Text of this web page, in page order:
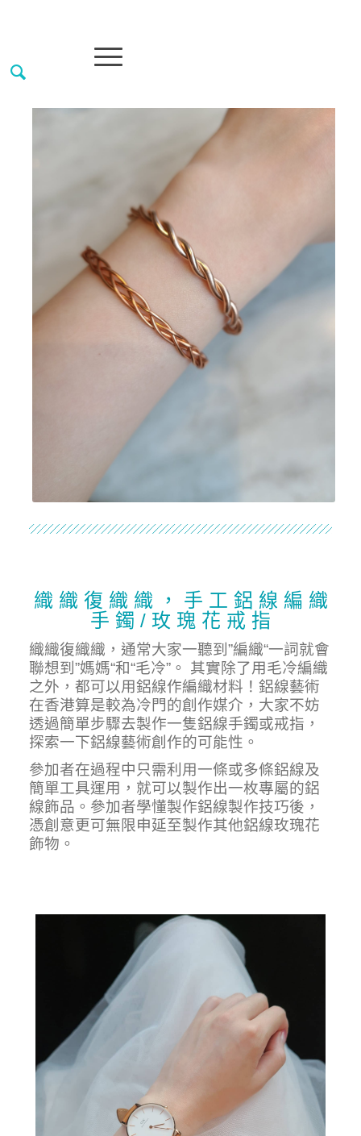
織 織 復 織 織 ， 手 工 鋁 線 編 織
手 鐲 / 玫 瑰 花 戒 指
織織復織織，通常大家一聽到”編織“一詞就會
聯想到”媽媽“和“毛冷”。 其實除了用毛冷編織
之外，都可以用鋁線作編織材料！鋁線藝術
在香港算是較為冷門的創作媒介，大家不妨
透過簡單步驟去製作一隻鋁線手鐲或戒指，
探索一下鋁線藝術創作的可能性。
參加者在過程中只需利用一條或多條鋁線及
簡單工具運用，就可以製作出一枚專屬的鋁
線飾品。參加者學懂製作鋁線製作技巧後，
憑創意更可無限申延至製作其他鋁線玫瑰花
飾物。